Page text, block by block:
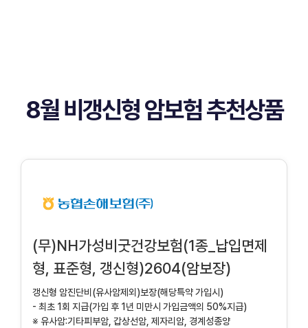
8월 비갱신형 암보험 추천상품
(무)NH가성비굿건강보험(1종_납입면제
형, 표준형, 갱신형)2604(암보장)
갱신형 암진단비(유사암제외)보장(해당특약 가입시)
- 최초 1회 지급(가입 후 1년 미만시 가입금액의 50%지급)
※ 유사암:기타피부암, 갑상선암, 제자리암, 경계성종양